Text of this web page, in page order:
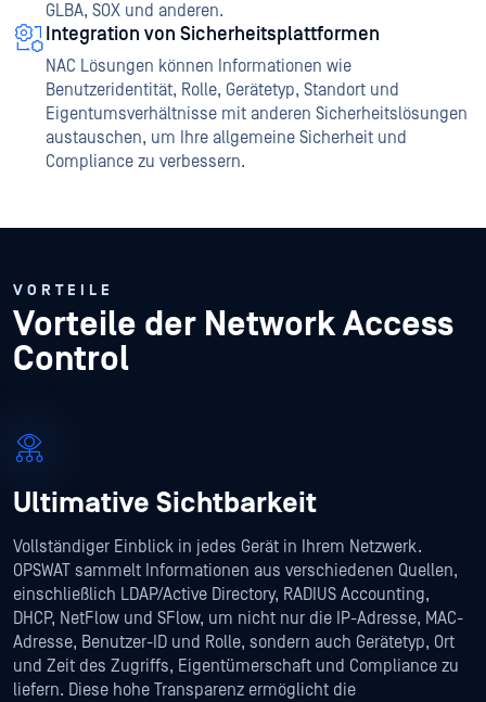
GLBA, SOX und anderen.
Integration von Sicherheitsplattformen
NAC Lösungen können Informationen wie
Benutzeridentität, Rolle, Gerätetyp, Standort und
Eigentumsverhältnisse mit anderen Sicherheitslösungen
austauschen, um Ihre allgemeine Sicherheit und
Compliance zu verbessern.
VORTEILE
Vorteile der Network Access
Control
Ultimative Sichtbarkeit
Vollständiger Einblick in jedes Gerät in Ihrem Netzwerk.
OPSWAT sammelt Informationen aus verschiedenen Quellen,
einschließlich LDAP/Active Directory, RADIUS Accounting,
DHCP, NetFlow und SFlow, um nicht nur die IP-Adresse, MAC-
Adresse, Benutzer-ID und Rolle, sondern auch Gerätetyp, Ort
und Zeit des Zugriffs, Eigentümerschaft und Compliance zu
liefern. Diese hohe Transparenz ermöglicht die